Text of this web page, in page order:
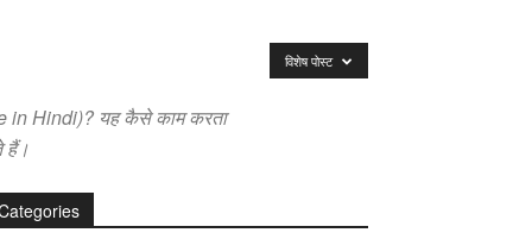
in Hindi)? यह कैसे काम करता
हैं।
विशेष पोस्ट